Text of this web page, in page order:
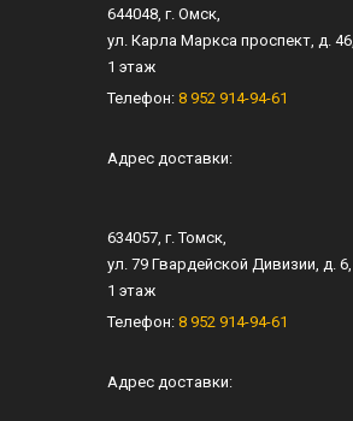
644048 , г. Омск
ул. Карла Маркса проспект, д. 46
1 этаж
Телефон: 8 952 914-94-61
Адрес доставки:
634057 , г.Томск
ул. 79 Гвардейской Дивизии, д. 6
1 этаж
Телефон: 8 952 914-94-61
Адрес доставки: